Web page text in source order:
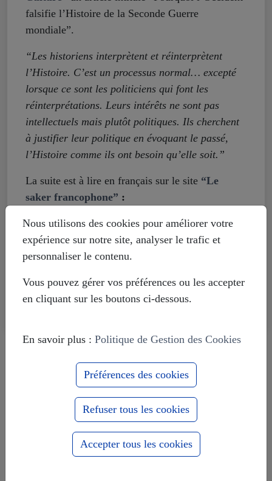
falsifie l’Histoire de la Seconde Guerre
mondiale”.
“Les historiens interprètent et réinterprètent
l’Histoire. C’est un processus normal… excepté
lorsque ce sont les politiciens qui font les
réinterprétations. Leurs intérêts ne sont pas
intellectuels mais plutôt politiques. Ils cherchent
à justifier leur politique en évoquant le passé,
l’Histoire comme ils ont besoin qu’elle soit.”
La suite est à lire en français sur le site “Le
saker francophone” :
falsifie-lhistoire-de-la-seconde-guerre-mondiale
Partager cet article :
Livre témoignage d'un Suisse sur le
Le massacre d'Odessa de mai 2014
Nous utilisons des cookies pour améliorer votre
expérience sur notre site, analyser le trafic et
personnaliser le contenu.
Vous pouvez gérer vos préférences ou les accepter
en cliquant sur les boutons ci-dessous.
En savoir plus : Politique de Gestion des Cookies
Préférences des cookies
Refuser tous les cookies
Accepter tous les cookies